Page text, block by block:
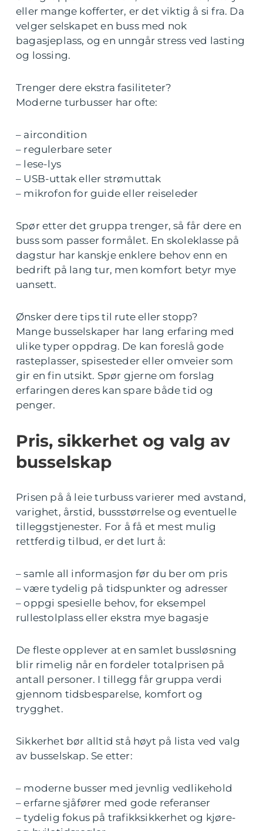
eller mange kofferter, er det viktig å si fra. Da
velger selskapet en buss med nok
bagasjeplass, og en unngår stress ved lasting
og lossing.
Trenger dere ekstra fasiliteter?
Moderne turbusser har ofte:
– aircondition
– regulerbare seter
– lese-lys
– USB-uttak eller strømuttak
– mikrofon for guide eller reiseleder
Spør etter det gruppa trenger, så får dere en
buss som passer formålet. En skoleklasse på
dagstur har kanskje enklere behov enn en
bedrift på lang tur, men komfort betyr mye
uansett.
Ønsker dere tips til rute eller stopp?
Mange busselskaper har lang erfaring med
ulike typer oppdrag. De kan foreslå gode
rasteplasser, spisesteder eller omveier som
gir en fin utsikt. Spør gjerne om forslag
erfaringen deres kan spare både tid og
penger.
Pris, sikkerhet og valg av
busselskap
Prisen på å leie turbuss varierer med avstand,
varighet, årstid, bussstørrelse og eventuelle
tilleggstjenester. For å få et mest mulig
rettferdig tilbud, er det lurt å:
– samle all informasjon før du ber om pris
– være tydelig på tidspunkter og adresser
– oppgi spesielle behov, for eksempel
rullestolplass eller ekstra mye bagasje
De fleste opplever at en samlet bussløsning
blir rimelig når en fordeler totalprisen på
antall personer. I tillegg får gruppa verdi
gjennom tidsbesparelse, komfort og
trygghet.
Sikkerhet bør alltid stå høyt på lista ved valg
av busselskap. Se etter:
– moderne busser med jevnlig vedlikehold
– erfarne sjåfører med gode referanser
– tydelig fokus på trafikksikkerhet og kjøre-